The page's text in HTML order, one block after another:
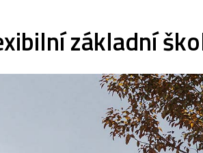
základní